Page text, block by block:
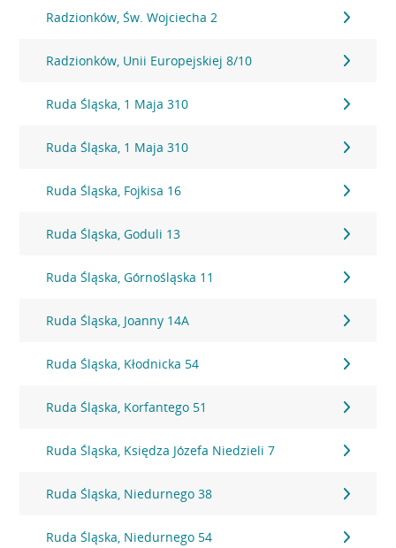
Radzionków, Św. Wojciecha 2
Radzionków, Unii Europejskiej 8/10
Ruda Śląska, 1 Maja 310
Ruda Śląska, 1 Maja 310
Ruda Śląska, Fojkisa 16
Ruda Śląska, Goduli 13
Ruda Śląska, Górnośląska 11
Ruda Śląska, Joanny 14A
Ruda Śląska, Kłodnicka 54
Ruda Śląska, Korfantego 51
Ruda Śląska, Księdza Józefa Niedzieli 7
Ruda Śląska, Niedurnego 38
Ruda Śląska, Niedurnego 54